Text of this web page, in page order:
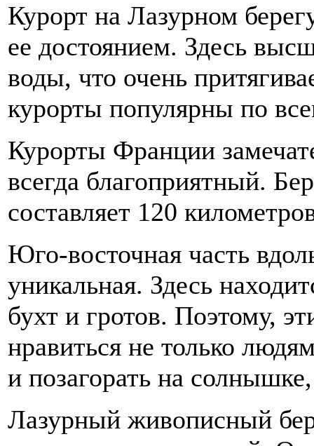
Курорт на Лазурном
ее достоянием. Здесь
воды, что очень
курорты популярны по
Курорты Франции
всегда благоприятный.
составляет 120
Юго-восточная часть
уникальная. Здесь
бухт и гротов. Поэтому,
нравиться не только
и позагорать на
Лазурный живописный